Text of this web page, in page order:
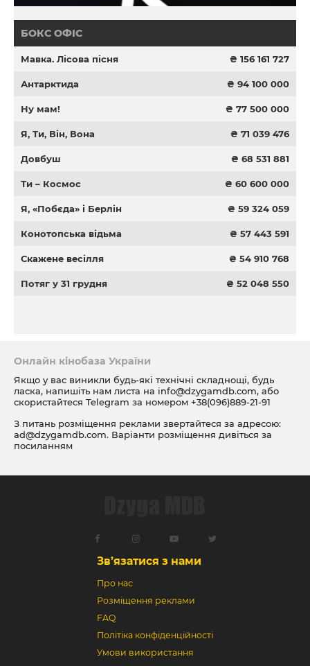
БОКС ОФІС
Мавка. Лісова пісня ₴ 156 161 727
Антарктида ₴ 94 100 000
Ну мам! ₴ 77 500 000
Я, Ти, Він, Вона ₴ 71 039 476
Довбуш ₴ 68 531 881
Ти – Космос ₴ 60 600 000
Я, «Побєда» і Берлін ₴ 59 324 059
Конотопська відьма ₴ 57 443 591
Скажене весілля ₴ 54 910 768
Потяг у 31 грудня ₴ 52 048 550
Онлайн кінобаза України
Якщо у вас виникли будь-які технічні складнощі, будь
ласка, напишіть нам листа на info@dzygamdb.com, або
скористайтеся Telegram за номером +38(096)889-21-91
З питань розміщення реклами звертайтеся за адресою:
ad@dzygamdb.com. Варіанти розміщення дивіться за
посиланням
Зв’язатися з нами
Про нас
Розміщення реклами
FAQ
Політіка конфіденційності
Умови використання